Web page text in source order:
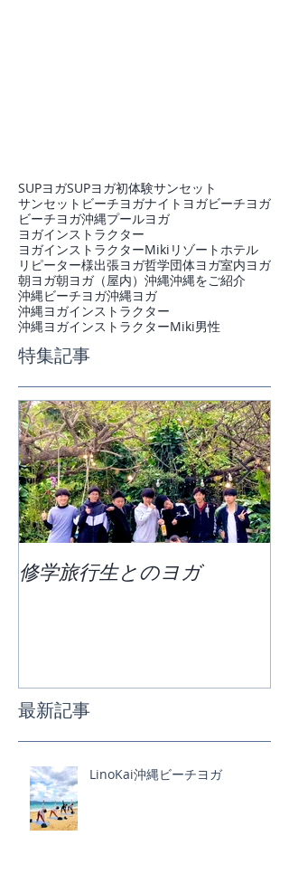
SUPヨガSUPヨガ初体験サンセット
サンセットビーチヨガナイトヨガビーチヨガ
ビーチヨガ沖縄プールヨガ
ヨガインストラクター
ヨガインストラクターMiki リゾートホテル
リピーター様出張ヨガ哲学団体ヨガ室内ヨガ
朝ヨガ朝ヨガ（屋内） 沖縄沖縄をご紹介
沖縄ビーチヨガ沖縄ヨガ
沖縄ヨガインストラクター
沖縄ヨガインストラクターMiki男性
特集記事
修学旅行生とのヨガ
最新記事
LinoKai沖縄ビーチヨガ